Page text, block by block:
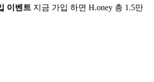
이벤트 지금 가입 하면 H.oney 총 1.5만